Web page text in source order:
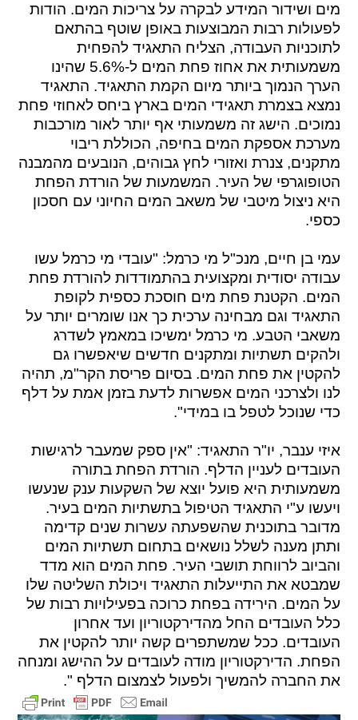
מים ושידור המידע לבקרה על צריכות המים. הודות
לפעולות רבות המבוצעות באופן שוטף בהתאם
לתוכניות העבודה, הצליח התאגיד להפחית
משמעותית את אחוז פחת המים ל-5.6% שהינו
הערך הנמוך ביותר מיום הקמת התאגיד. התאגיד
נמצא בצמרת תאגידי המים בארץ ביחס לאחוזי פחת
נמוכים. הישג זה משמעותי אף יותר לאור מורכבות
מערכת אספקת המים בחיפה, הכוללת ריבוי
מתקנים, צנרת ואזורי לחץ גבוהים, הנובעים מהמבנה
הטופוגרפי של העיר. המשמעות של הורדת הפחת
היא ניצול מיטבי של משאב המים החיוני עם חסכון
כספי.
עמי בן חיים, מנכ"ל מי כרמל: "עובדי מי כרמל עשו
עבודה יסודית ומקצועית בהתמודדות להורדת פחת
המים. הקטנת פחת מים חוסכת כספית לקופת
התאגיד וגם מבחינה ערכית כך אנו שומרים יותר על
משאבי הטבע. מי כרמל ימשיכו במאמץ לשדרג
ולהקים תשתיות ומתקנים חדשים שיאפשרו גם
להקטין את פחת המים. בסיום פריסת הקר"מ, תהיה
לנו ולצרכני המים אפשרות לדעת בזמן אמת על דלף
כדי שנוכל לטפל בו במידי".
איזי ענבר, יו"ר התאגיד: "אין ספק שמעבר לרגישות
העובדים לעניין הדלף. הורדת הפחת בתורה
משמעותית היא פועל יוצא של השקעות ענק שנעשו
ויעשו ע"י התאגיד הטיפול בתשתיות המים בעיר.
מדובר בתוכנית שהשפעתה עשרות שנים קדימה
ותתן מענה לשלל נושאים בתחום תשתיות המים
והביוב לרווחת תושבי העיר. פחת המים הוא מדד
שמבטא את התייעלות התאגיד ויכולת השליטה שלו
על המים. הירידה בפחת כרוכה בפעילויות רבות של
כלל העובדים החל מהדירקטוריון ועד אחרון
העובדים. ככל שמשתפרים קשה יותר להקטין את
הפחת. הדירקטוריון מודה לעובדים על ההישג ומנחה
את החברה להמשיך ולפעול לצמצום הדלף ".